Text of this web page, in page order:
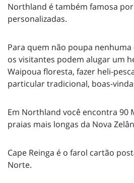
Northland é também famosa
personalizadas.
Para quem não poupa nenhuma
os visitantes podem alugar um
Waipoua floresta, fazer heli-
particular tradicional, boas-
Em Northland você encontra 90
praias mais longas da Nova
Cape Reinga é o farol cartão
Norte.